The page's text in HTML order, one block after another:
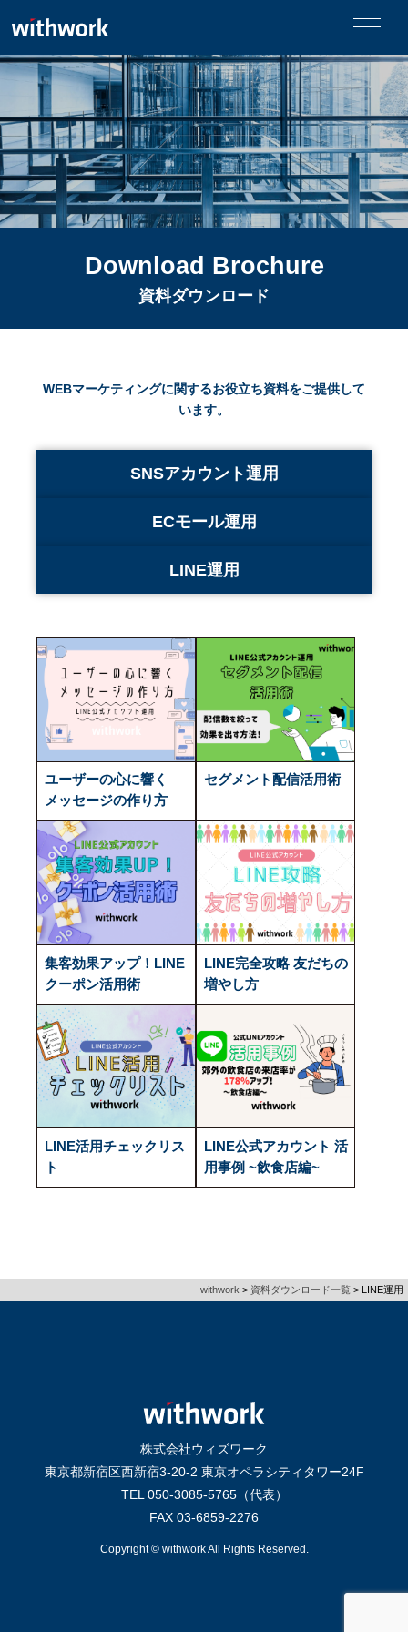
Download Brochure
資料ダウンロード
WEBマーケティングに関するお役立ち資料をご提供して
います。
SNSアカウント運用
ECモール運用
LINE運用
ユーザーの心に響く
メッセージの作り方
セグメント配信活用術
集客効果アップ！LINE
クーポン活用術
LINE完全攻略 友だちの
増やし方
LINE活用チェックリス
ト
LINE公式アカウント 活
用事例 ~飲食店編~
withwork > 資料ダウンロード一覧 > LINE運用
株式会社ウィズワーク
東京都新宿区西新宿3-20-2 東京オペラシティタワー24F
TEL 050-3085-5765（代表）
FAX 03-6859-2276
Copyright © withwork All Rights Reserved.